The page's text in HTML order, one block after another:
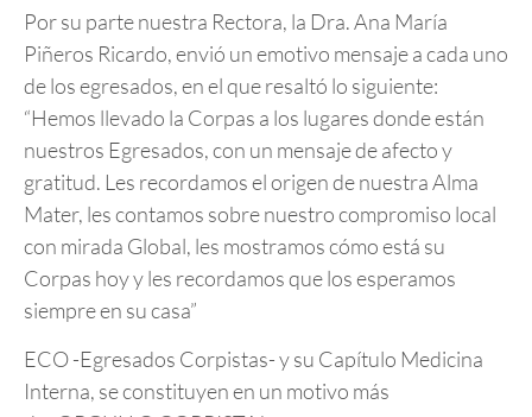
Por su parte nuestra Rectora, la Dra. Ana María
Piñeros Ricardo, envió un emotivo mensaje a cada uno
de los egresados, en el que resaltó lo siguiente:
“Hemos llevado la Corpas a los lugares donde están
nuestros Egresados, con un mensaje de afecto y
gratitud. Les recordamos el origen de nuestra Alma
Mater, les contamos sobre nuestro compromiso local
con mirada Global, les mostramos cómo está su
Corpas hoy y les recordamos que los esperamos
siempre en su casa”
ECO -Egresados Corpistas- y su Capítulo Medicina
Interna, se constituyen en un motivo más